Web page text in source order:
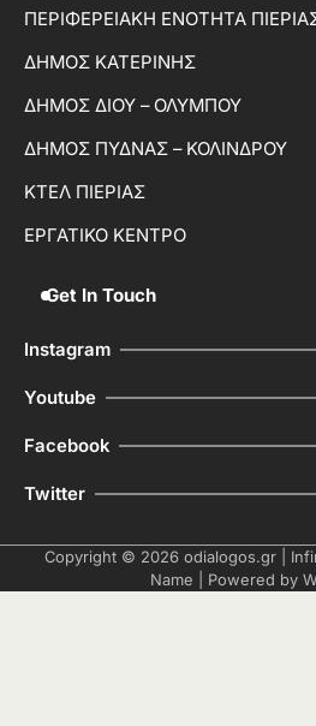
ΠΕΡΙΦΕΡΕΙΑΚΗ ΕΝΟΤΗΤΑ
ΔΗΜΟΣ ΚΑΤΕΡΙΝΗΣ
ΔΗΜΟΣ ΔΙΟΥ – ΟΛΥΜΠΟΥ
ΔΗΜΟΣ ΠΥΔΝΑΣ – ΚΟΛΙΝΔΡΟΥ
ΚΤΕΛ ΠΙΕΡΙΑΣ
ΕΡΓΑΤΙΚΟ ΚΕΝΤΡΟ
Get In Touch
Instagram
Youtube
Facebook
Twitter
Copyright © 2026 odialogos.gr |
Name | Powered by